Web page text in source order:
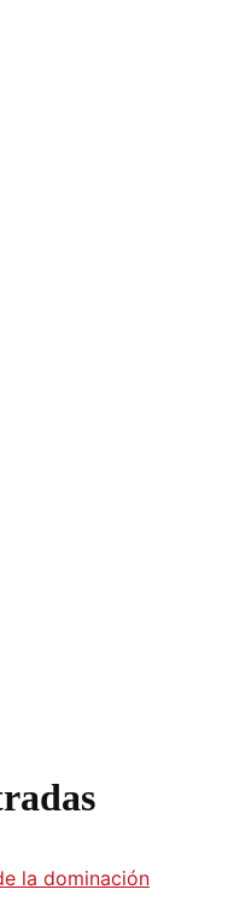
la dominación